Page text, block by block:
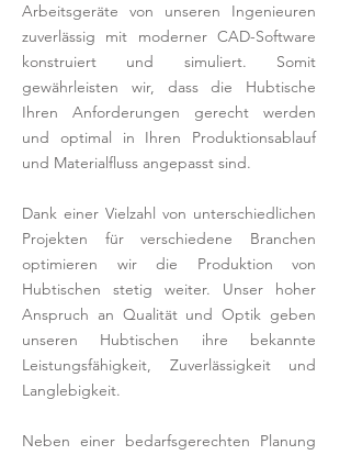
Arbeitsgeräte von unseren Ingenieuren
zuverlässig mit moderner CAD-Software
konstruiert und simuliert. Somit
gewährleisten wir, dass die Hubtische
Ihren Anforderungen gerecht werden
und optimal in Ihren Produktionsablauf
und Materialfluss angepasst sind.
Dank einer Vielzahl von unterschiedlichen
Projekten für verschiedene Branchen
optimieren wir die Produktion von
Hubtischen stetig weiter. Unser hoher
Anspruch an Qualität und Optik geben
unseren Hubtischen ihre bekannte
Leistungsfähigkeit, Zuverlässigkeit und
Langlebigkeit.
Neben einer bedarfsgerechten Planung